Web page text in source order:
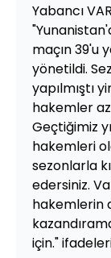
Yabancı
maçın 39'u
yönetildi.
yapılmıştı
hakemler
Geçtiğimiz
hakemleri
sezonlarla
edersiniz.
hakemlerin
için."